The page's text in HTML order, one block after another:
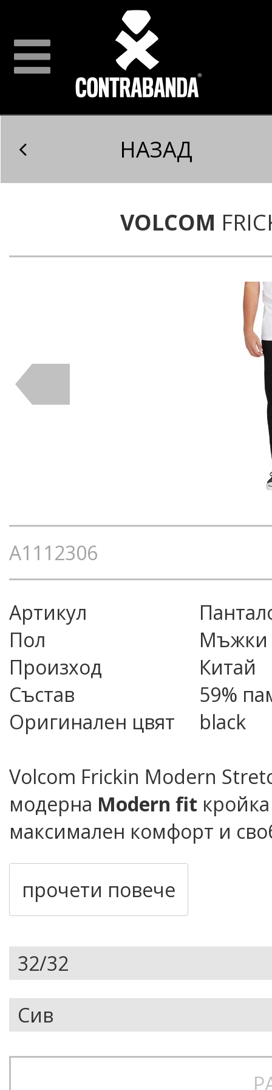
НАЗАД
VOLCOM
A1112306
Артикул
Пол
Мъжки
Произход
Китай
Състав
59%
Оригинален цвят
black
Volcom Frickin Modern
модерна Modern fit
максимален комфорт и
градски приключения и
Modern fit кройка за
Издръжливи и
Подходящи за работа,
прочети повече